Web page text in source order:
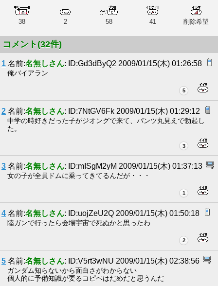
38 2 58 41 削除希望
コメント(32件)
1 名前:名無しさん: ID:Gd3dByQ2 2009/01/15(木) 01:26:58
俺バイアラン
5
2 名前:名無しさん: ID:7NtGV6Fk 2009/01/15(木) 01:29:12
中学の時好きだった子がジオングで来て、パンツ丸見えで勃起し
た。
3
3 名前:名無しさん: ID:mISgM2yM 2009/01/15(木) 01:37:13
女の子が全員ドムに乗ってきてるんだが・・・
1
4 名前:名無しさん: ID:uojZeU2Q 2009/01/15(木) 01:50:18
陸ガンで行ったら会場宇宙で死ぬかと思ったわ
2
5 名前:名無しさん: ID:V5rt3wNU 2009/01/15(木) 02:38:56
ガンダム知らないから面白さがわからない
個人的に予備知識が要るコピペはだめだと思うんだ